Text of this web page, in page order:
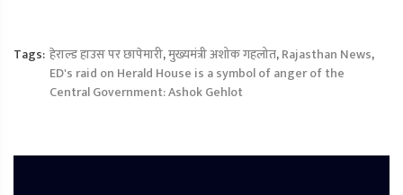
Tags: हेराल्ड हाउस पर छापेमारी,मुख्यमंत्री अशोक गहलोत,Rajasthan News,
ED's raid on Herald House is a symbol of anger of the
Central Government: Ashok Gehlot